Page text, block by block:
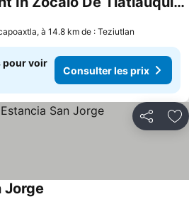
à 14.8 km de : Teziutlan
pour voir
Consulter les prix
Partager
Jorge